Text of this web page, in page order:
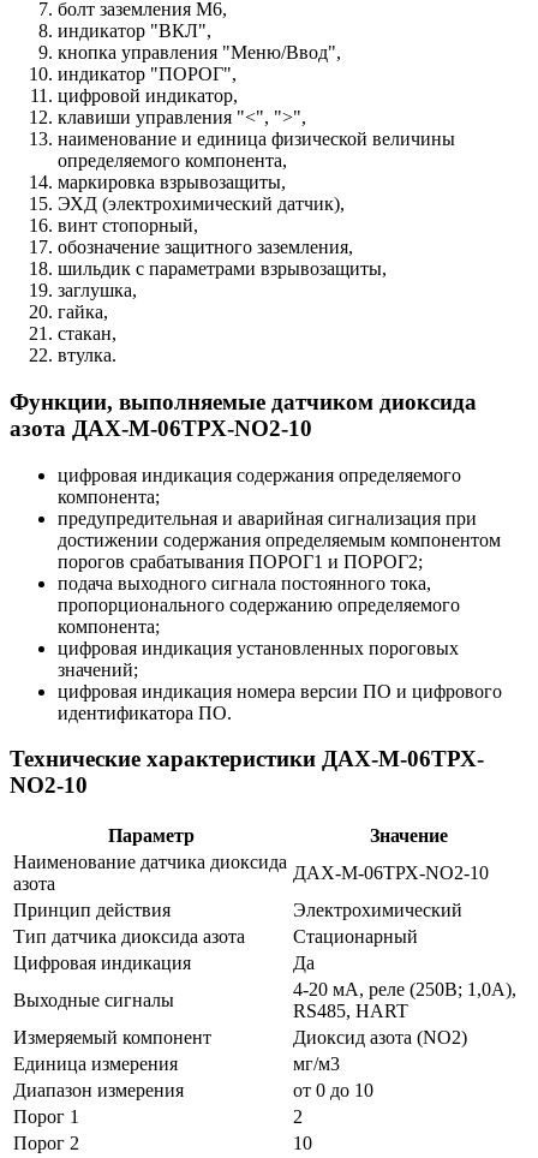
болт заземления М6,
индикатор "ВКЛ",
кнопка управления "Меню/Ввод",
индикатор "ПОРОГ",
цифровой индикатор,
клавиши управления "<", ">",
наименование и единица физической величины
определяемого компонента,
маркировка взрывозащиты,
ЭХД (электрохимический датчик),
винт стопорный,
обозначение защитного заземления,
шильдик с параметрами взрывозащиты,
заглушка,
гайка,
стакан,
втулка.
Функции, выполняемые датчиком диоксида
азота ДАХ-М-06ТРХ-NO2-10
цифровая индикация содержания определяемого
компонента;
предупредительная и аварийная сигнализация при
достижении содержания определяемым компонентом
порогов срабатывания ПОРОГ1 и ПОРОГ2;
подача выходного сигнала постоянного тока,
пропорционального содержанию определяемого
компонента;
цифровая индикация установленных пороговых
значений;
цифровая индикация номера версии ПО и цифрового
идентификатора ПО.
Технические характеристики ДАХ-М-06ТРХ-
NO2-10
Параметр
Значение
Наименование датчика диоксида
азота
ДАХ-М-06ТРХ-NO2-10
Принцип действия
Электрохимический
Тип датчика диоксида азота
Стационарный
Цифровая индикация
Да
Выходные сигналы
4-20 мА, реле (250В; 1,0А),
RS485, HART
Измеряемый компонент
Диоксид азота (NO2)
Единица измерения
мг/м3
Диапазон измерения
от 0 до 10
Порог 1
2
Порог 2
10